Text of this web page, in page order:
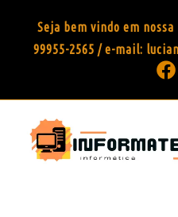
Seja bem vindo em
99955-2565 / e-mail: